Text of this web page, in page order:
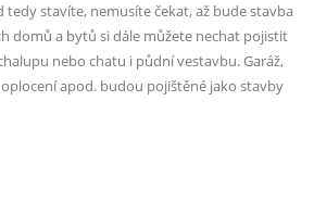
stavíte, nemusíte čekat, až bude stavba
domů a bytů si dále můžete nechat pojistit
nebo chatu i půdní vestavbu. Garáž,
apod. budou pojištěné jako stavby